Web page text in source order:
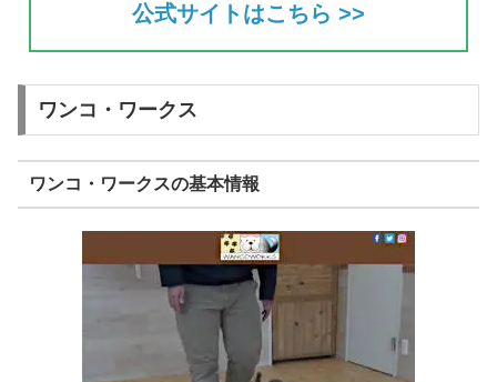
公式サイトはこちら >>
ワンコ・ワークス
ワンコ・ワークスの基本情報